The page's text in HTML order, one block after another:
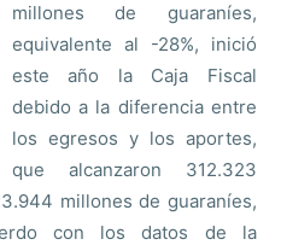
millones de guaraníes,
equivalente al -28%, inició
este año la Caja Fiscal
debido a la diferencia entre
los egresos y los aportes,
que alcanzaron 312.323
millones de guaraníes,
con los datos de la